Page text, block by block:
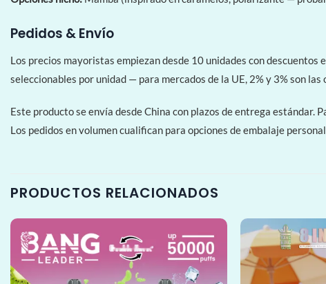
Pedidos & Envío
Los precios mayoristas empiezan desde 10 unidades con descuentos
seleccionables por unidad — para mercados de la UE, 2% y 3% son
Este producto se envía desde China con plazos de entrega estándar.
Los pedidos en volumen cualifican para opciones de embalaje
PRODUCTOS RELACIONADOS